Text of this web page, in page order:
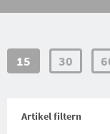
Artikel filtern
15 30